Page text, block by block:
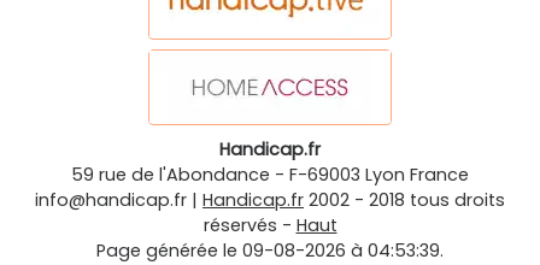
Handicap.fr
59 rue de l'Abondance - F-69003 Lyon France
info@handicap.fr | Handicap.fr 2002 - 2018 tous droits
réservés - Haut
Page générée le 09-08-2026 à 04:53:39.